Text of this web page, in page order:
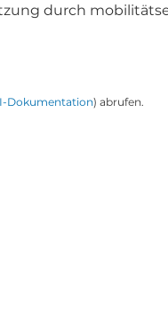
durch
Dokumentation) abrufen.